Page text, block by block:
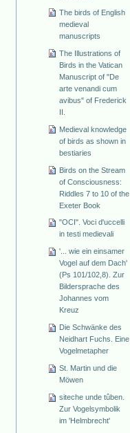
The birds of English
medieval
manuscripts
The Illustrations of
Birds in the Vatican
Manuscript of "De
arte venandi cum
avibus" of Frederick
II.
Medieval knowledge
of birds as shown in
bestiaries
Birds on the Stream
of Consciousness:
Riddles 7 to 10 of the
Exeter Book
"OCI". Voci d'uccelli
in testi medievali
'... wie ein einsamer
Vogel auf dem Dach'
(Ps 101/102,8). Zur
Bildersprache des
Johannes vom
Kreuz
Die Schwänke des
Neidhart Fuchs. Eine
Vogelmetapher
St. Martin und die
Möwen
siteche unde tûben.
Zur Vogelsymbolik
im 'Helmbrecht'